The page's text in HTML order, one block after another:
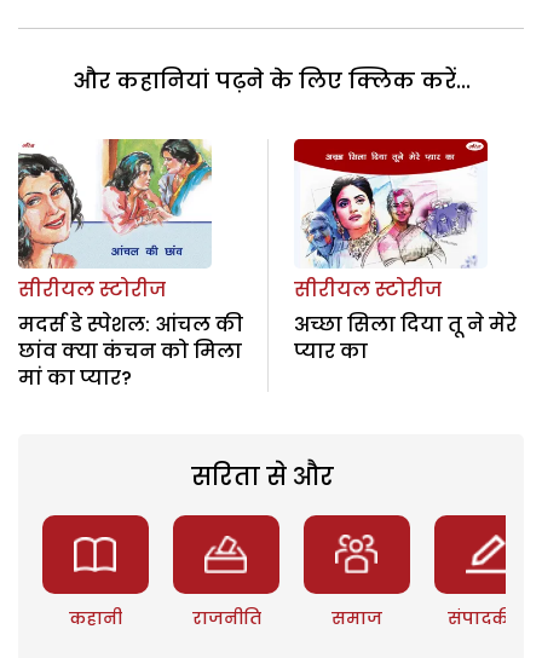
और कहानियां पढ़ने के लिए क्लिक करें...
सीरीयल स्टोरीज
मदर्स डे स्पेशल: आंचल की
छांव क्या कंचन को मिला
मां का प्यार?
सीरीयल स्टोरीज
अच्छा सिला दिया तू ने मेरे
प्यार का
सरिता से और
कहानी राजनीति समाज संपादकीय